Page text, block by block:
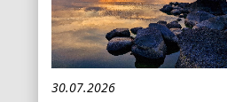
30.07.2026